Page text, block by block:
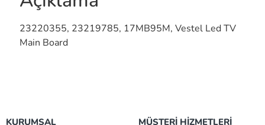
23220355, 23219785, 17MB95M, Vestel Led TV
Main Board
KURUMSAL MÜŞTERİ HİZMETLERİ